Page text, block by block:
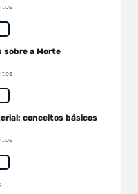
sobre a Morte
conceitos básicos